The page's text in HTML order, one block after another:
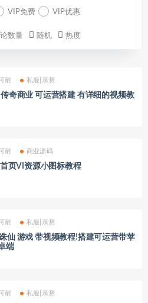
VIP免费 VIP优惠
数量 随机 热度
耐 私服|亲测
传奇商业 可运营搭建 有详细的视频教
耐 商业源码
页VI资源小图标教程
耐 私服|亲测
视频教程!搭建可运营带苹
端
耐 私服|亲测